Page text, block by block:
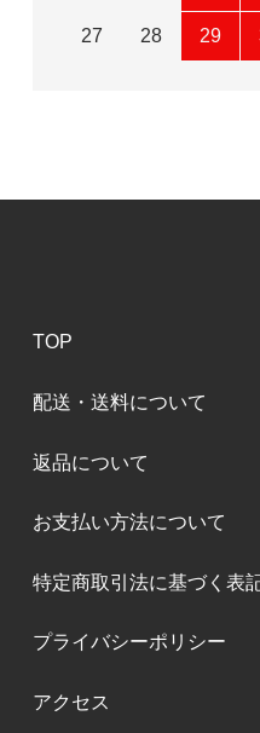
27 28 29
TOP
配送・送料について
返品について
お支払い方法について
特定商取引法に基づく表
プライバシーポリシー
アクセス